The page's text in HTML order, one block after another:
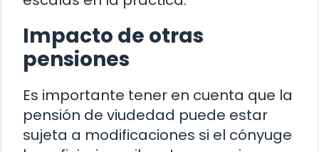
Impacto de otras
pensiones
Es importante tener en cuenta que la
pensión de viudedad puede estar
sujeta a modificaciones si el cónyuge